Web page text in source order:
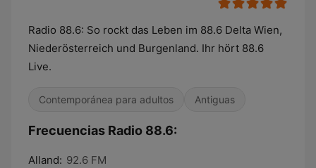
Radio 88.6: So rockt das Leben im 88.6 Delta Wien,
Niederösterreich und Burgenland. Ihr hört 88.6
Live.
Contemporánea para adultos Antiguas
Frecuencias Radio 88.6:
Alland: 92.6 FM